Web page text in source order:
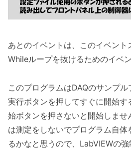
あとのイベントは、このイベント
Whileループを抜けるためのイベン
このプログラムはDAQのサンプル
実行ボタンを押してすぐに開始す
始ボタンを押さないと開始しませ
は測定をしないでプログラム自
るかなと思うので、LabVIEWの